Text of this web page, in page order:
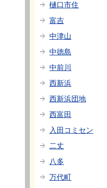
樋口市住
富吉
中津山
中徳島
中前川
西新浜
西新浜団地
西富田
入田コミセン
二丈
八多
万代町